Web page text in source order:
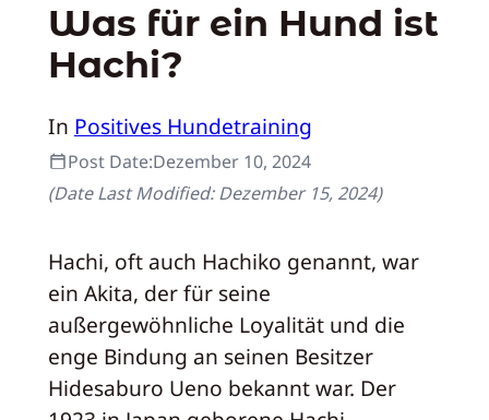
Was für ein Hund ist
Hachi?
In Positives Hundetraining
Post Date:Dezember 10, 2024
(Date Last Modified:Dezember 15, 2024)
Hachi, oft auch Hachiko genannt, war
ein Akita, der für seine
außergewöhnliche Loyalität und die
enge Bindung an seinen Besitzer
Hidesaburo Ueno bekannt war. Der